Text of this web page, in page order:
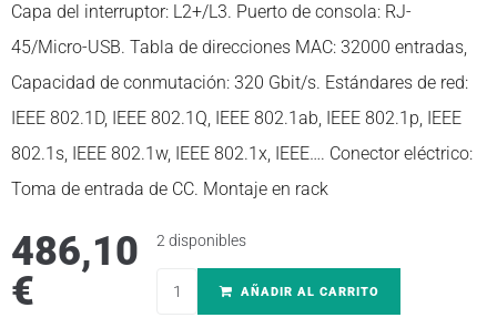
Capa del interruptor: L2+/L3. Puerto de consola: RJ-
45/Micro-USB. Tabla de direcciones MAC: 32000 entradas,
Capacidad de conmutación: 320 Gbit/s. Estándares de red:
IEEE 802.1D, IEEE 802.1Q, IEEE 802.1ab, IEEE 802.1p, IEEE
802.1s, IEEE 802.1w, IEEE 802.1x, IEEE…. Conector eléctrico:
Toma de entrada de CC. Montaje en rack
486,10
€
2 disponibles
AÑADIR AL CARRITO